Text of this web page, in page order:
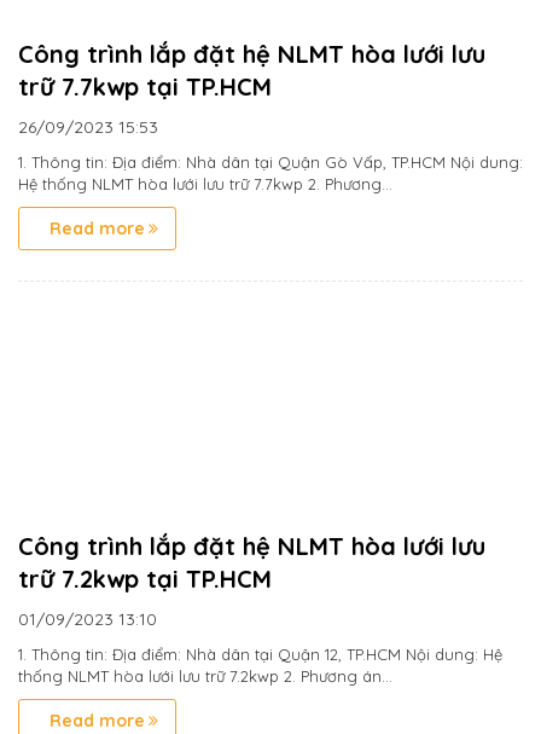
Công trình lắp đặt hệ NLMT hòa lưới lưu
trữ 7.7kwp tại TP.HCM
26/09/2023 15:53
1. Thông tin: Địa điểm: Nhà dân tại Quận Gò Vấp, TP.HCM Nội dung:
Hệ thống NLMT hòa lưới lưu trữ 7.7kwp 2. Phương...
Read more
Công trình lắp đặt hệ NLMT hòa lưới lưu
trữ 7.2kwp tại TP.HCM
01/09/2023 13:10
1. Thông tin: Địa điểm: Nhà dân tại Quận 12, TP.HCM Nội dung: Hệ
thống NLMT hòa lưới lưu trữ 7.2kwp 2. Phương án...
Read more